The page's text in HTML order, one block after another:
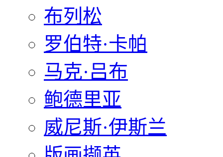
布列松
罗伯特·卡帕
马克·吕布
鲍德里亚
威尼斯·伊斯兰